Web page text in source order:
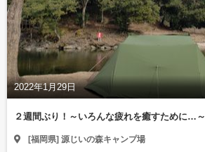
2022年1月29日
２週間ぶり！～いろんな疲れを癒すために…～
[福岡県] 源じいの森キャンプ場